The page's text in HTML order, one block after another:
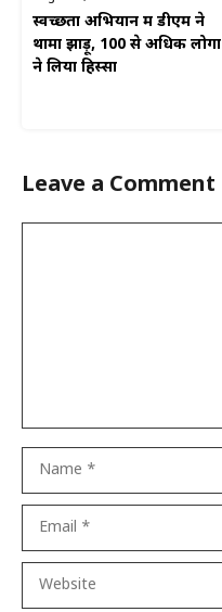
स्वच्छता अभियान में डीएम ने
थामा झाड़ू, 100 से अधिक लोगों
ने लिया हिस्सा
Leave a Comment
Website